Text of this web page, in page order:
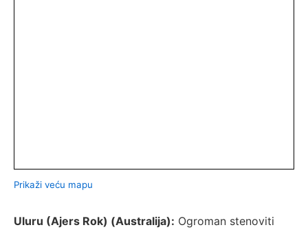
Prikaži veću mapu
Uluru (Ajers Rok) (Australija): Ogroman stenoviti